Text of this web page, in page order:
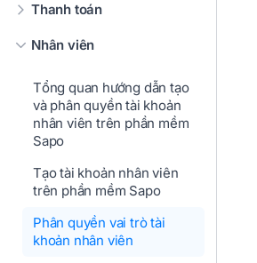
Thanh toán
Nhân viên
Tổng quan hướng dẫn tạo
và phân quyền tài khoản
nhân viên trên phần mềm
Sapo
Tạo tài khoản nhân viên
trên phần mềm Sapo
Phân quyền vai trò tài
khoản nhân viên